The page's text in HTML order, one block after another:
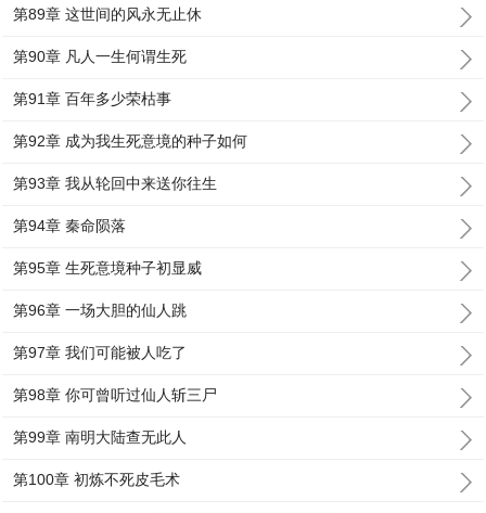
第89章 这世间的风永无止休
第90章 凡人一生何谓生死
第91章 百年多少荣枯事
第92章 成为我生死意境的种子如何
第93章 我从轮回中来送你往生
第94章 秦命陨落
第95章 生死意境种子初显威
第96章 一场大胆的仙人跳
第97章 我们可能被人吃了
第98章 你可曾听过仙人斩三尸
第99章 南明大陆查无此人
第100章 初炼不死皮毛术